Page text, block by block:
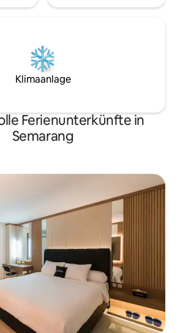
Klimaanlage
Ferienunterkünfte in
Semarang